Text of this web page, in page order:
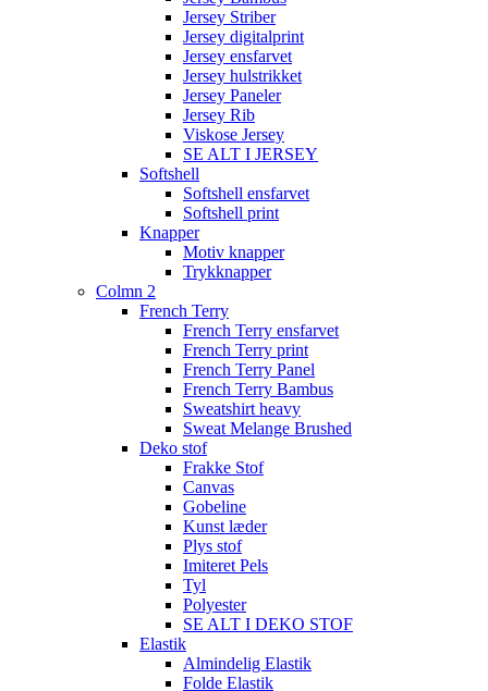
Jersey Striber
Jersey digitalprint
Jersey ensfarvet
Jersey hulstrikket
Jersey Paneler
Jersey Rib
Viskose Jersey
SE ALT I JERSEY
Softshell
Softshell ensfarvet
Softshell print
Knapper
Motiv knapper
Trykknapper
Colmn 2
French Terry
French Terry ensfarvet
French Terry print
French Terry Panel
French Terry Bambus
Sweatshirt heavy
Sweat Melange Brushed
Deko stof
Frakke Stof
Canvas
Gobeline
Kunst læder
Plys stof
Imiteret Pels
Tyl
Polyester
SE ALT I DEKO STOF
Elastik
Almindelig Elastik
Folde Elastik